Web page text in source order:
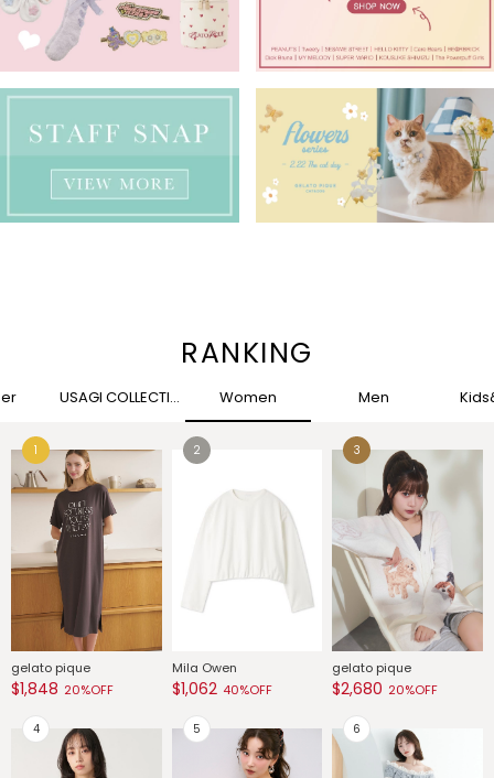
RANKING
USAGI COLLECTION Women Men
gelato pique
$1,848 20%OFF
Mila Owen
$1,062 40%OFF
gelato pique
$2,680 20%OFF